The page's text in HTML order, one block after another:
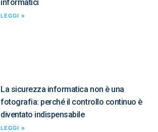
informatici
LEGGI »
La sicurezza informatica non è una
fotografia: perché il controllo continuo è
diventato indispensabile
LEGGI »